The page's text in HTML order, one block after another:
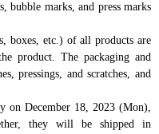
bubble marks, and press marks
boxes, etc.) of all products are
product. The packaging and
pressings, and scratches, and
on December 18, 2023 (Mon),
they will be shipped in